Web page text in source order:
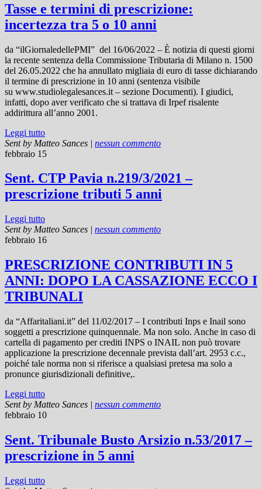
Tasse e termini di prescrizione:
incertezza tra 5 o 10 anni
da “ilGiornaledellePMI” del 16/06/2022 – È notizia di questi giorni
la recente sentenza della Commissione Tributaria di Milano n. 1500
del 26.05.2022 che ha annullato migliaia di euro di tasse dichiarando
il termine di prescrizione in 10 anni (sentenza visibile
su www.studiolegalesances.it – sezione Documenti). I giudici,
infatti, dopo aver verificato che si trattava di Irpef risalente
addirittura all’anno 2001.
Leggi tutto
Sent by Matteo Sances | nessun commento
febbraio 15
Sent. CTP Pavia n.219/3/2021 –
prescrizione tributi 5 anni
Leggi tutto
Sent by Matteo Sances | nessun commento
febbraio 16
PRESCRIZIONE CONTRIBUTI IN 5
ANNI: DOPO LA CASSAZIONE ECCO I
TRIBUNALI
da “Affaritaliani.it” del 11/02/2017 – I contributi Inps e Inail sono
soggetti a prescrizione quinquennale. Ma non solo. Anche in caso di
cartella di pagamento per crediti INPS o INAIL non può trovare
applicazione la prescrizione decennale prevista dall’art. 2953 c.c.,
poiché tale norma non si riferisce a qualsiasi pretesa ma solo a
pronunce giurisdizionali definitive,.
Leggi tutto
Sent by Matteo Sances | nessun commento
febbraio 10
Sent. Tribunale Busto Arsizio n.53/2017 –
prescrizione in 5 anni
Leggi tutto